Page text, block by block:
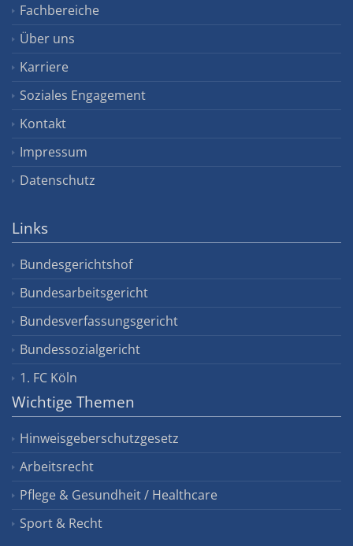
Fachbereiche
Über uns
Karriere
Soziales Engagement
Kontakt
Impressum
Datenschutz
Links
Bundesgerichtshof
Bundesarbeitsgericht
Bundesverfassungsgericht
Bundessozialgericht
1. FC Köln
Wichtige Themen
Hinweisgeberschutzgesetz
Arbeitsrecht
Pflege & Gesundheit / Healthcare
Sport & Recht